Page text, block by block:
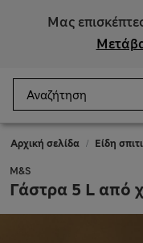
Μας
Αρχική σελίδα Είδη
M&S
Γάστρα 5 L από